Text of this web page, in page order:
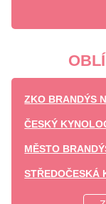
ZKO BRANDÝS
ČESKÝ
MĚSTO
STŘEDOČESKÁ
DAISY OF